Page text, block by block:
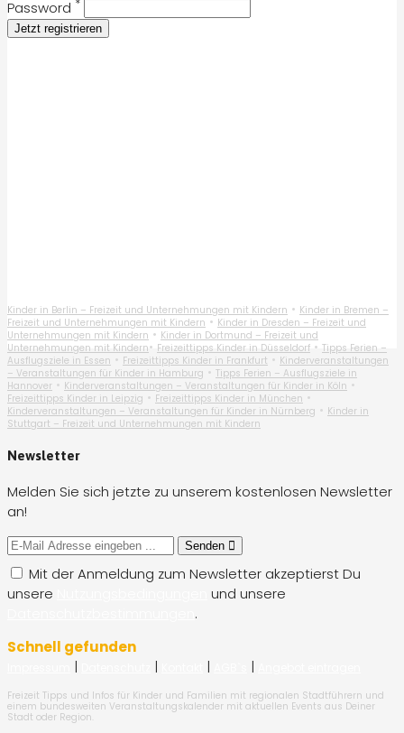
Password *
Jetzt registrieren
Kinder in Berlin – Freizeit und Unternehmungen mit Kindern • Kinder in Bremen –
Freizeit und Unternehmungen mit Kindern•Kinder in Dresden – Freizeit und
Unternehmungen mit Kindern•Kinder in Dortmund – Freizeit und
Unternehmungen mit Kindern• Freizeittipps Kinder in Düsseldorf• Tipps Ferien –
Ausflugsziele in Essen•Freizeittipps Kinder in Frankfurt•Kinderveranstaltungen
– Veranstaltungen für Kinder in Hamburg•Tipps Ferien – Ausflugsziele in
Hannover•Kinderveranstaltungen – Veranstaltungen für Kinder in Köln•
Freizeittipps Kinder in Leipzig•Freizeittipps Kinder in München•
Kinderveranstaltungen – Veranstaltungen für Kinder in Nürnberg • Kinder in
Stuttgart – Freizeit und Unternehmungen mit Kindern
Newsletter
Melden Sie sich jetzte zu unserem kostenlosen Newsletter
an!
Senden
Mit der Anmeldung zum Newsletter akzeptierst Du
unsere
und unsere
.
Schnell gefunden
| | | |
Freizeit Tipps und Infos für Kinder und Familien mit regionalen Stadtführern und
einem bundesweiten Veranstaltungskalender mit aktuellen Events aus Deiner
Stadt oder Region.